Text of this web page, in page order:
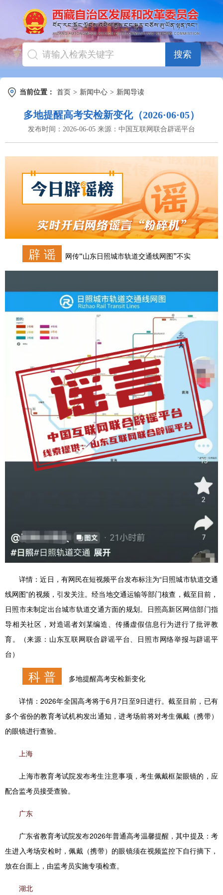
搜索
当前位置： 首页 > 新闻中心 > 新闻导读
多地提醒高考安检新变化（2026·06·05）
发布时间： 2026-06-05 来源： 中国互联网联合辟谣平台
辟 谣 网传“山东日照城市轨道交通线网图”不实
详情：近日，有网民在短视频平台发布标注为“日照城市轨道交通
线网图”的视频，引发关注。经当地交通运输等部门核查，截至目前，
日照市未制定出台城市轨道交通方面的规划。日照高新区网信部门指
导相关社区，对造谣者刘某编造、传播虚假信息行为进行了批评教
育。（来源：山东互联网联合辟谣平台、日照市网络举报与辟谣平
台）
科 普 多地提醒高考安检新变化
详情：2026年全国高考将于6月7日至9日进行。截至目前，已有
多个省份的教育考试机构发出通知，进考场前将对考生佩戴（携带）
的眼镜进行查验。
上海
上海市教育考试院发布考生注意事项，考生佩戴框架眼镜的，应
配合监考员接受查验。
广东
广东省教育考试院发布2026年普通高考温馨提醒，其中提及：考
生进入考场安检时，佩戴（携带）的眼镜须在视频监控下自行摘下，
放在台面上，由监考员实施专项检查。
湖北